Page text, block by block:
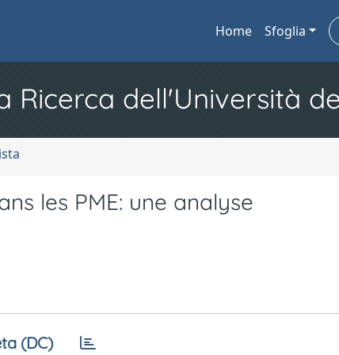
Home Sfoglia
Ricerca dell'Università
les PME: une analyse
(DC)